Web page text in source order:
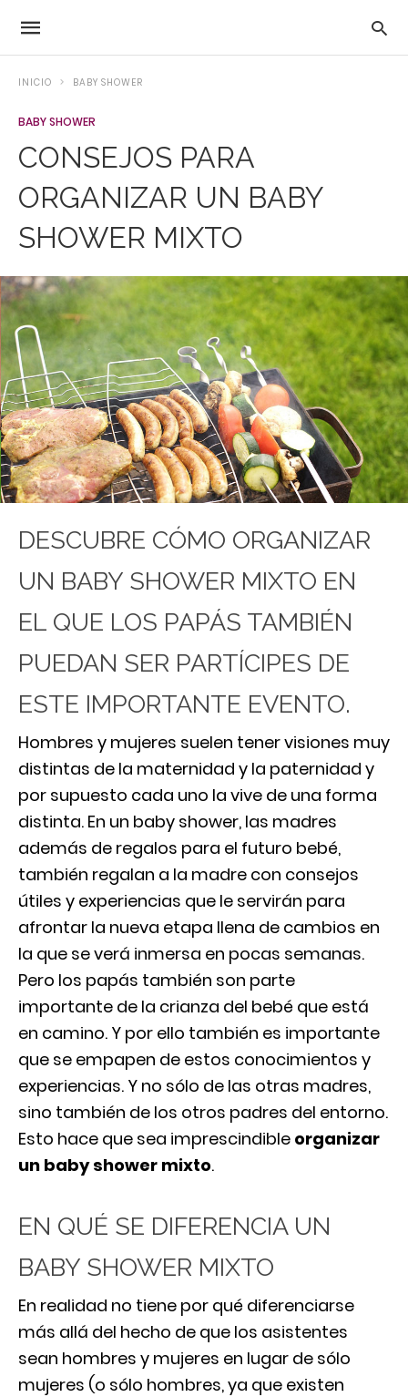
INICIO BABY SHOWER
BABY SHOWER
CONSEJOS PARA
ORGANIZAR UN BABY
SHOWER MIXTO
DESCUBRE CÓMO ORGANIZAR
UN BABY SHOWER MIXTO EN
EL QUE LOS PAPÁS TAMBIÉN
PUEDAN SER PARTÍCIPES DE
ESTE IMPORTANTE EVENTO.
Hombres y mujeres suelen tener visiones muy
distintas de la maternidad y la paternidad y
por supuesto cada uno la vive de una forma
distinta. En un baby shower, las madres
además de regalos para el futuro bebé,
también regalan a la madre con consejos
útiles y experiencias que le servirán para
afrontar la nueva etapa llena de cambios en
la que se verá inmersa en pocas semanas.
Pero los papás también son parte
importante de la crianza del bebé que está
en camino. Y por ello también es importante
que se empapen de estos conocimientos y
experiencias. Y no sólo de las otras madres,
sino también de los otros padres del entorno.
Esto hace que sea imprescindible organizar
un baby shower mixto.
EN QUÉ SE DIFERENCIA UN
BABY SHOWER MIXTO
En realidad no tiene por qué diferenciarse
más allá del hecho de que los asistentes
sean hombres y mujeres en lugar de sólo
mujeres (o sólo hombres, ya que existen